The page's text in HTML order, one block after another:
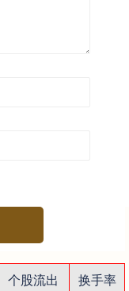
个股流出
换手率